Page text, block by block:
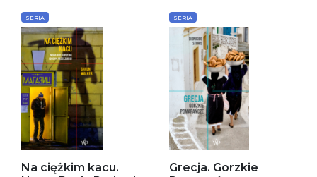
SERIA
Na ciężkim kacu.
SERIA
Grecja. Gorzkie